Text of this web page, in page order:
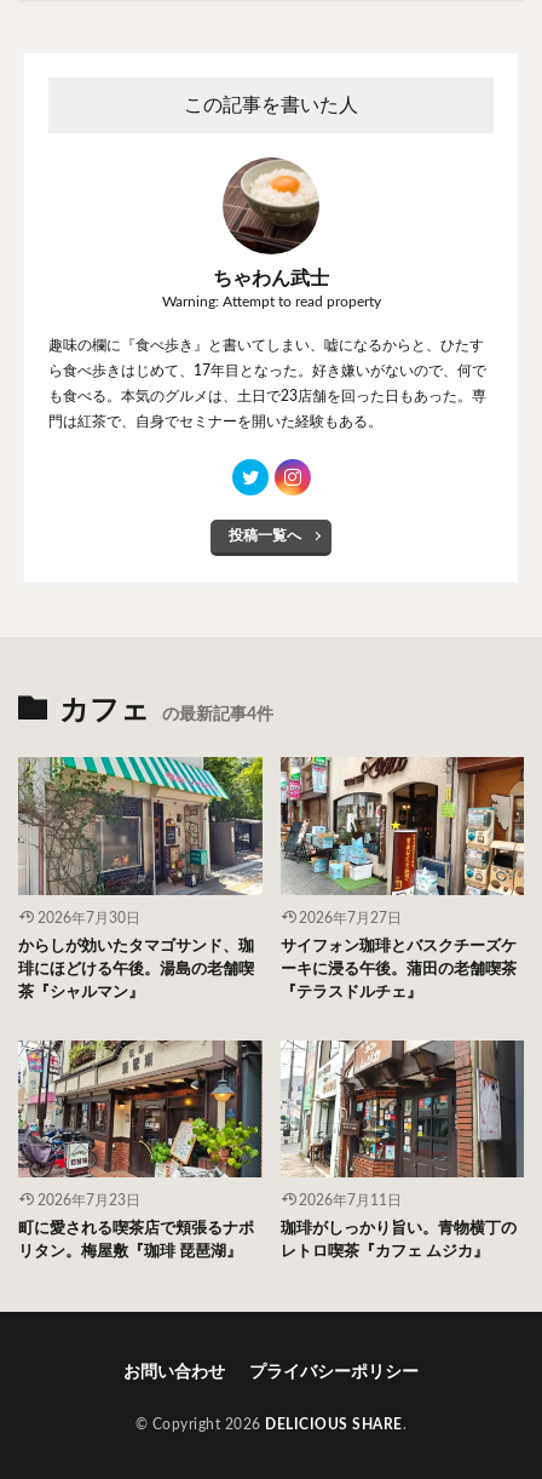
この記事を書いた人
ちゃわん武士
Warning: Attempt to read property
趣味の欄に『食べ歩き』と書いてしまい、嘘になるからと、ひたす
ら食べ歩きはじめて、17年目となった。好き嫌いがないので、何で
も食べる。本気のグルメは、土日で23店舗を回った日もあった。専
門は紅茶で、自身でセミナーを開いた経験もある。
投稿一覧へ
カフェ の最新記事4件
2026年7月30日
からしが効いたタマゴサンド、珈
琲にほどける午後。湯島の老舗喫
茶『シャルマン』
2026年7月27日
サイフォン珈琲とバスクチーズケ
ーキに浸る午後。蒲田の老舗喫茶
『テラスドルチェ』
2026年7月23日
町に愛される喫茶店で頬張るナポ
リタン。梅屋敷『珈琲 琵琶湖』
2026年7月11日
珈琲がしっかり旨い。青物横丁の
レトロ喫茶『カフェ ムジカ』
お問い合わせ プライバシーポリシー
© Copyright 2026 DELICIOUS SHARE.